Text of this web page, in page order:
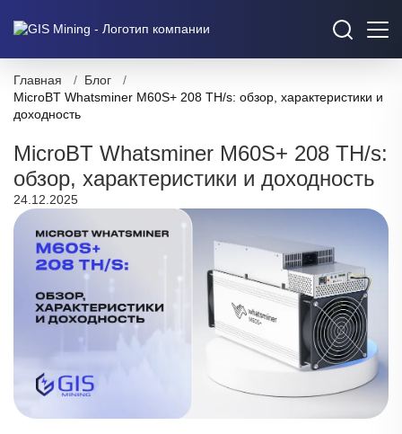
Главная / Блог
/
MicroBT Whatsminer M60S+ 208 TH/s: обзор, характеристики и
доходность
MicroBT Whatsminer M60S+ 208 TH/s:
обзор, характеристики и доходность
24.12.2025